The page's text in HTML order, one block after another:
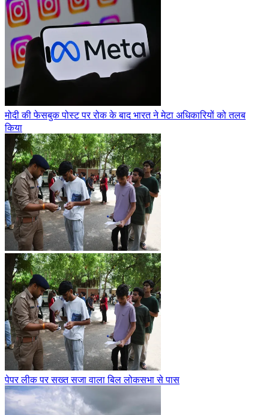
मोदी की फेसबुक पोस्ट पर रोक के बाद भारत ने मेटा अधिकारियों को तलब
किया
पेपर लीक पर सख्त सजा वाला बिल लोकसभा से पास